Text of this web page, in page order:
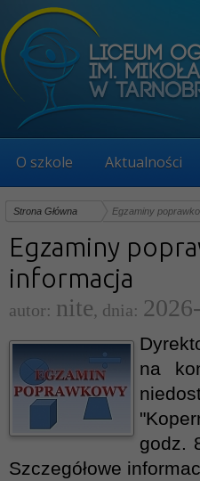
O szkole Aktualności
Strona Główna Egzaminy
Egzaminy
informacja
autor: nite, dnia:
na
godz.
Szczegółowe